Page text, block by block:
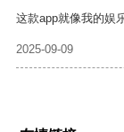
这款app就像我的娱
2025-09-09